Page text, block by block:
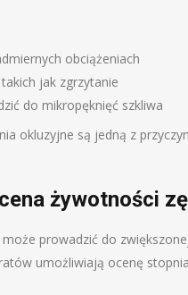
obciążeniach
jak zgrzytanie
do mikropęknięć szkliwa
okluzyjne są jedną z
żywotności
prowadzić do
umożliwiają ocenę